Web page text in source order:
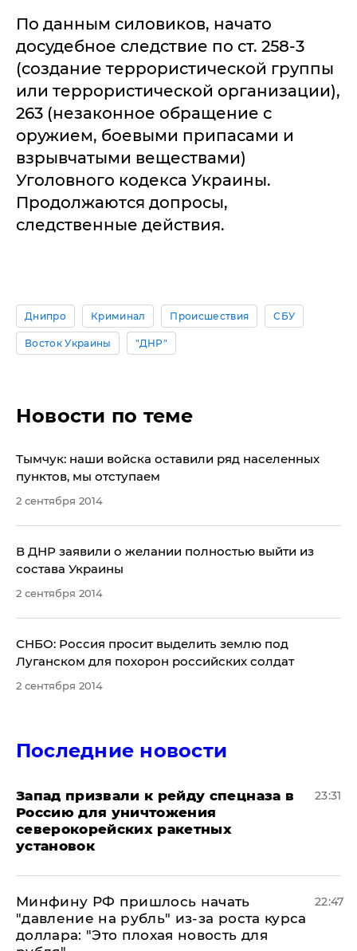
По данным силовиков, начато
досудебное следствие по ст. 258-3
(создание террористической группы
или террористической организации),
263 (незаконное обращение с
оружием, боевыми припасами и
взрывчатыми веществами)
Уголовного кодекса Украины.
Продолжаются допросы,
следственные действия.
Днипро Криминал Происшествия СБУ
Восток Украины "ДНР"
Новости по теме
Тымчук: наши войска оставили ряд населенных
пунктов, мы отступаем
2 сентября 2014
В ДНР заявили о желании полностью выйти из
состава Украины
2 сентября 2014
СНБО: Россия просит выделить землю под
Луганском для похорон российских солдат
2 сентября 2014
Последние новости
Запад призвали к рейду спецназа в
Россию для уничтожения
северокорейских ракетных
установок
23:31
Минфину РФ пришлось начать
"давление на рубль" из-за роста курса
доллара: "Это плохая новость для
22:47